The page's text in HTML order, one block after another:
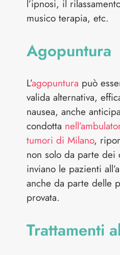
l’ipnosi, il
musico terapia, etc.
Agopuntura
L’agopuntura può
valida alternativa,
nausea, anche
condotta
tumori di Milano,
non solo da parte dei
inviano le pazienti
anche da parte delle
provata.
Trattamenti